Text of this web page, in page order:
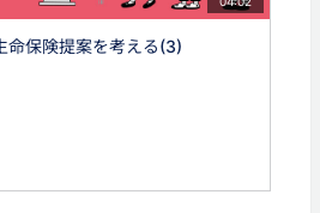
命保険提案を考える(3)